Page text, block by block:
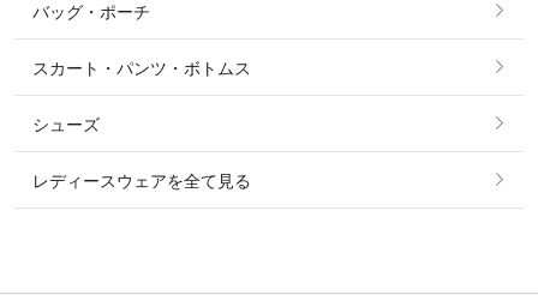
シャツ・ブラウス・ワンピース
ソックス
ベルト
マフラー・スカーフ・ストール・スヌード
すべてのアクセサリー
リング
ピアス・イヤリング
バッグ・ポーチ
スカート・パンツ・ボトムス
シューズ
レディースウェアを全て見る